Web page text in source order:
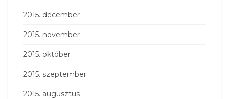
2015. december
2015. november
2015. október
2015. szeptember
2015. augusztus